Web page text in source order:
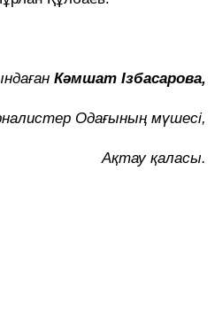
Кәмшат Ізбасарова,
Одағының мүшесі,
Ақтау қаласы.